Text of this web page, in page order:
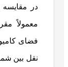
در مقایسه
معمولاً
فضای
نقل بین